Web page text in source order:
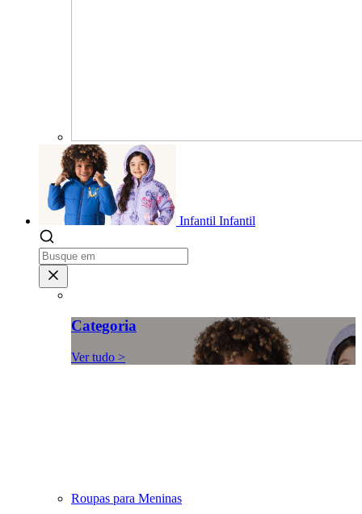
Infantil Infantil
Categoria
Ver tudo >
Roupas para Meninas